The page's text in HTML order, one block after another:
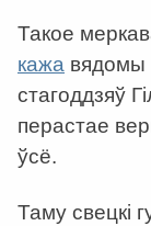
Такое
кажа вядомы
стагоддзяў
перастае
ўсё.
Таму свецкі